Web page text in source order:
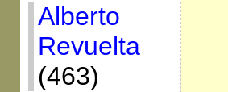
Alberto
Revuelta
(463)